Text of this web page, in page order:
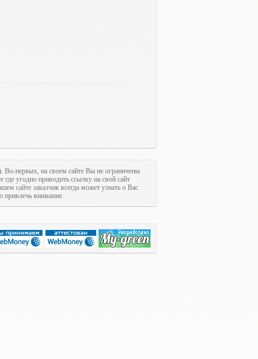
Во-первых, на своем сайте Вы не ограничены
угодно приводить ссылку на свой сайт
сайте заказчик всегда может узнать о Вас
привлечь внимание.